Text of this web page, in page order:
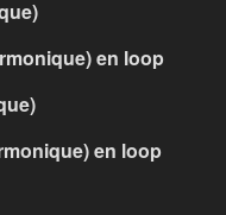
en loop
en loop